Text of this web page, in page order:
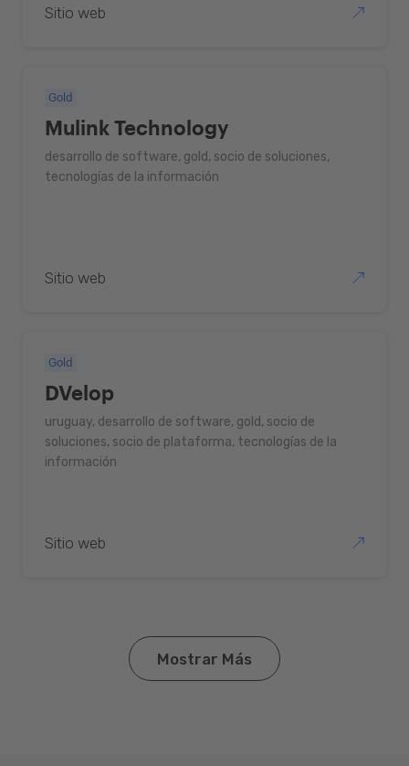
Sitio web
Mulink Technology
desarrollo de software, gold, socio de soluciones,
tecnologías de la información
Gold
Sitio web
DVelop
uruguay, desarrollo de software, gold, socio de
soluciones, socio de plataforma, tecnologías de la
información
Gold
Sitio web
Mostrar Más